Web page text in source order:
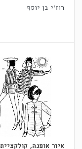
רוז'י בן יוסף
איור אופנה, קולקציית